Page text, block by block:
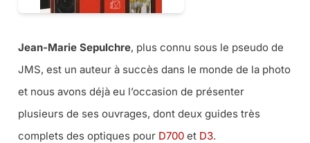
Jean-Marie Sepulchre, plus connu sous le pseudo de
JMS, est un auteur à succès dans le monde de la photo
et nous avons déjà eu l’occasion de présenter
plusieurs de ses ouvrages, dont deux guides très
complets des optiques pour D700 et D3.